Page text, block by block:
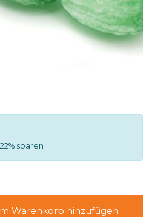
sparen
Warenkorb hinzufügen